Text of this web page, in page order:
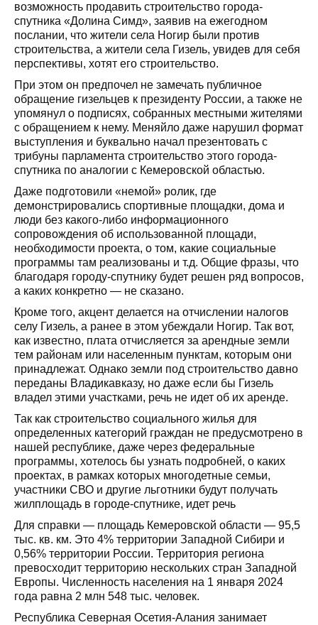
возможность продавить строительство города-
спутника «Долина Симд», заявив на ежегодном
послании, что жители села Ногир были против
строительства, а жители села Гизель, увидев для себя
перспективы, хотят его строительство.
При этом он предпочел не замечать публичное
обращение гизельцев к президенту России, а также не
упомянул о подписях, собранных местными жителями
с обращением к нему. Меняйло даже нарушил формат
выступления и буквально начал презентовать с
трибуны парламента строительство этого города-
спутника по аналогии с Кемеровской областью.
Даже подготовили «немой» ролик, где
демонстрировались спортивные площадки, дома и
люди без какого-либо информационного
сопровождения об использованной площади,
необходимости проекта, о том, какие социальные
программы там реализованы и т.д. Общие фразы, что
благодаря городу-спутнику будет решен ряд вопросов,
а каких конкретно — не сказано.
Кроме того, акцент делается на отчислении налогов
селу Гизель, а ранее в этом убеждали Ногир. Так вот,
как известно, плата отчисляется за арендные земли
тем районам или населенным пунктам, которым они
принадлежат. Однако земли под строительство давно
переданы Владикавказу, но даже если бы Гизель
владел этими участками, речь не идет об их аренде.
Так как строительство социального жилья для
определенных категорий граждан не предусмотрено в
нашей республике, даже через федеральные
программы, хотелось бы узнать подробней, о каких
проектах, в рамках которых многодетные семьи,
участники СВО и другие льготники будут получать
жилплощадь в городе-спутнике, идет речь
Для справки — площадь Кемеровской области — 95,5
тыс. кв. км. Это 4% территории Западной Сибири и
0,56% территории России. Территория региона
превосходит территорию нескольких стран Западной
Европы. Численность населения на 1 января 2024
года равна 2 млн 548 тыс. человек.
Республика Северная Осетия-Алания занимает